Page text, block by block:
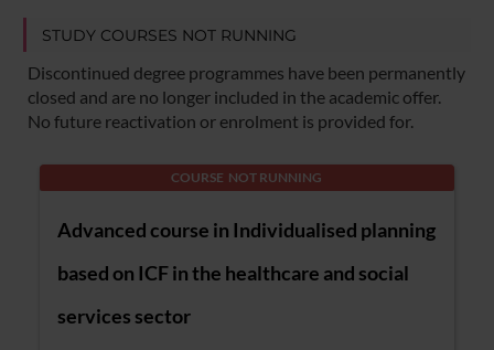
STUDY COURSES NOT RUNNING
Discontinued degree programmes have been permanently
closed and are no longer included in the academic offer.
No future reactivation or enrolment is provided for.
COURSE NOT RUNNING
Advanced course in Individualised planning
based on ICF in the healthcare and social
services sector